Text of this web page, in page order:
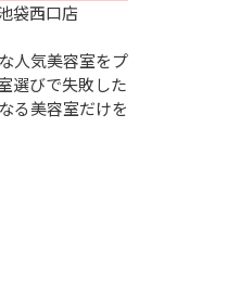
袋西口店
人気美容室をプ
選びで失敗した
る美容室だけを